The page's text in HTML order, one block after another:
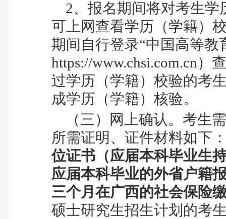
2、 报名期间将对考生学
可上网查看学历（学籍）
期间自行登录“中国高等教
https://www.chsi.com.cn）
过学历（学籍）校验的考
成学历（学籍）核验。
（三）网上确认。考生
所需证明、证件材料如下
位证书（应届本科毕业生
应届本科毕业的外省户籍
三个月在广西的社会保险
硕士研究生招生计划的考